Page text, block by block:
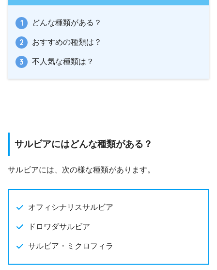
どんな種類がある？
おすすめの種類は？
不人気な種類は？
サルビアにはどんな種類がある？
サルビアには、次の様な種類があります。
オフィシナリスサルビア
ドロワダサルビア
サルビア・ミクロフィラ